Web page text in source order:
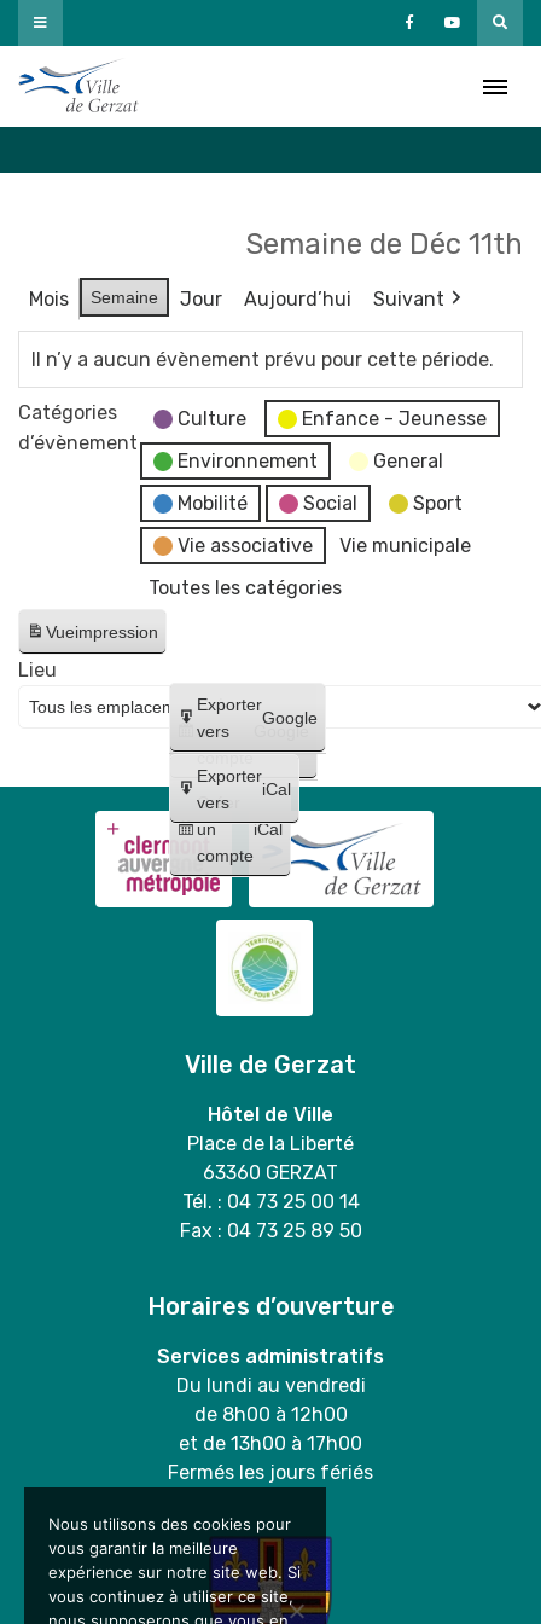
Passer
au
contenu
Semaine de Déc 11th
Mois Semaine Jour Aujourd’hui Suivant
Il n’y a aucun évènement prévu pour cette période.
Catégories
d’évènement
Culture
Enfance - Jeunesse
Environnement
General
Mobilité
Social
Sport
Vie associative
Vie municipale
Toutes les catégories
Vueimpression
Créer
un
compte
Google
Créer
un
compte
iCal
Exporter
vers
Google
Exporter
vers
iCal
Lieu
Ville de Gerzat
Hôtel de Ville
Place de la Liberté
63360 GERZAT
Tél. : 04 73 25 00 14
Fax : 04 73 25 89 50
Horaires d’ouverture
Services administratifs
Du lundi au vendredi
de 8h00 à 12h00
et de 13h00 à 17h00
Fermés les jours fériés
Nous utilisons des cookies pour
vous garantir la meilleure
expérience sur notre site web. Si
vous continuez à utiliser ce site,